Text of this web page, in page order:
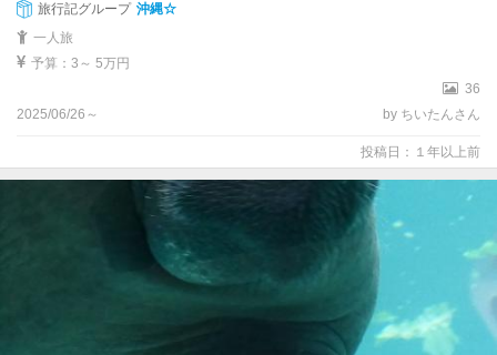
旅行記グループ 沖縄☆
一人旅
予算：3～ 5万円
36
2025/06/26～
by ちいたんさん
投稿日：１年以上前